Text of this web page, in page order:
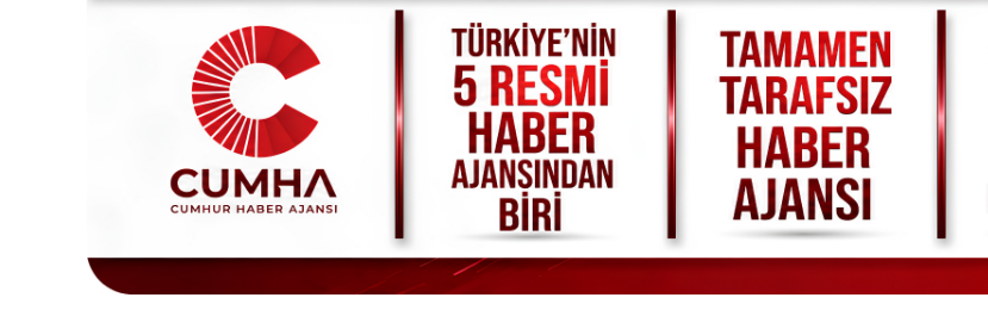
Sivil Toplum Kuruluşları
Kamu Kurumları ve Üst Kurullar
Resmi Reklamlar